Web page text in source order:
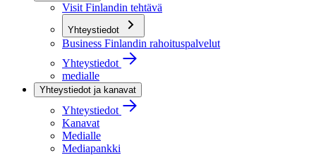
Visit Finlandin tehtävä
Yhteystiedot
Business Finlandin rahoituspalvelut
Yhteystiedot
medialle
Yhteystiedot ja kanavat
Yhteystiedot
Kanavat
Medialle
Mediapankki